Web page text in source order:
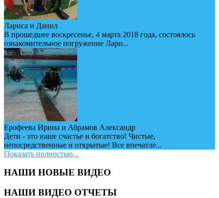
Лариса и Данил
В прошедшее воскресенье, 4 марта 2018 года, состоялось
ознакомительное погружение Лари...
Ерофеева Ирина и Абрамов Александр
Дети - это наше счастье и богатство! Чистые,
непосредственные и открытые! Все впечатле...
Показать полностью...
НАШИ НОВЫЕ ВИДЕО
НАШИ ВИДЕО ОТЧЕТЫ